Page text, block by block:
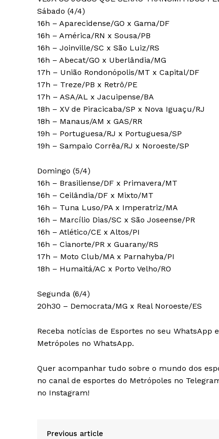
Sábado (4/4)
16h – Aparecidense/GO x Gama/DF
16h – América/RN x Sousa/PB
16h – Joinville/SC x São Luiz/RS
16h – Abecat/GO x Uberlândia/MG
17h – União Rondonópolis/MT x Capital/DF
17h – Treze/PB x Retrô/PE
17h – ASA/AL x Jacuipense/BA
18h – XV de Piracicaba/SP x Nova Iguaçu/RJ
18h – Manaus/AM x GAS/RR
19h – Portuguesa/RJ x Portuguesa/SP
19h – Sampaio Corrêa/RJ x Noroeste/SP
Domingo (5/4)
16h – Brasiliense/DF x Primavera/MT
16h – Ceilândia/DF x Mixto/MT
16h – Tuna Luso/PA x Imperatriz/MA
16h – Marcílio Dias/SC x São Joseense/PR
16h – Atlético/CE x Altos/PI
16h – Cianorte/PR x Guarany/RS
17h – Moto Club/MA x Parnahyba/PI
18h – Humaitá/AC x Porto Velho/RO
Segunda (6/4)
20h30 – Democrata/MG x Real Noroeste/ES
Receba notícias de Esportes no seu
Metrópoles no WhatsApp.
Quer acompanhar tudo sobre o mundo dos
no canal de esportes do Metrópoles no
no Instagram!
Previous article